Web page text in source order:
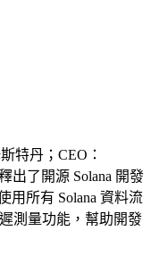
特丹；CEO：
出了開源 Solana 開發
用所有 Solana 資料流
測量功能，幫助開發